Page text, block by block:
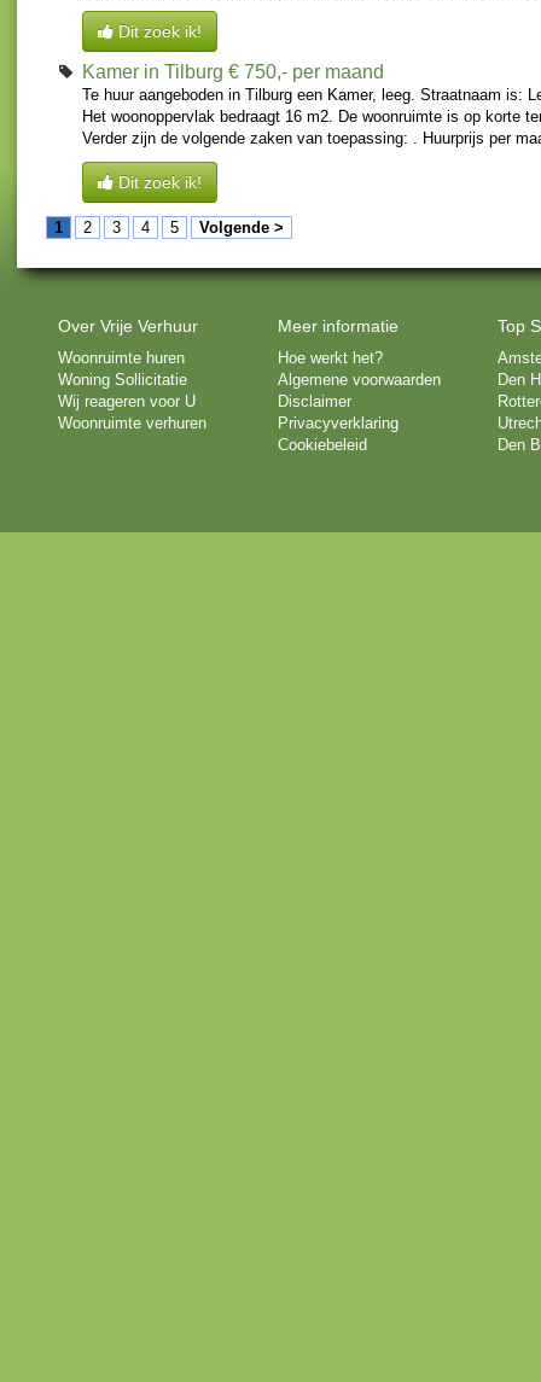
Dit zoek ik!
Kamer in Tilburg € 750,- per maand
Te huur aangeboden in Tilburg een Kamer, leeg. Straatnaam is:
Het woonoppervlak bedraagt 16 m2. De woonruimte is op korte
Verder zijn de volgende zaken van toepassing: . Huurprijs per
Dit zoek ik!
1 2 3 4 5 Volgende >
Over Vrije Verhuur
Woonruimte huren
Woning Sollicitatie
Wij reageren voor U
Woonruimte verhuren
Meer informatie
Hoe werkt het?
Algemene voorwaarden
Disclaimer
Privacyverklaring
Cookiebeleid
Top
Den
Den